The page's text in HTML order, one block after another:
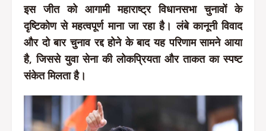
इस जीत को आगामी महाराष्ट्र विधानसभा चुनावों के
दृष्टिकोण से महत्वपूर्ण माना जा रहा है। लंबे कानूनी विवाद
और दो बार चुनाव रद्द होने के बाद यह परिणाम सामने आया
है, जिससे युवा सेना की लोकप्रियता और ताकत का स्पष्ट
संकेत मिलता है।